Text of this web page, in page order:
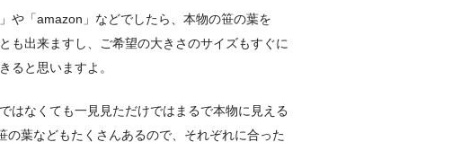
や「amazon」などでしたら、本物の笹の葉を
も出来ますし、ご希望の大きさのサイズもすぐに
ると思いますよ。
はなくても一見見ただけではまるで本物に見える
の葉などもたくさんあるので、それぞれに合った